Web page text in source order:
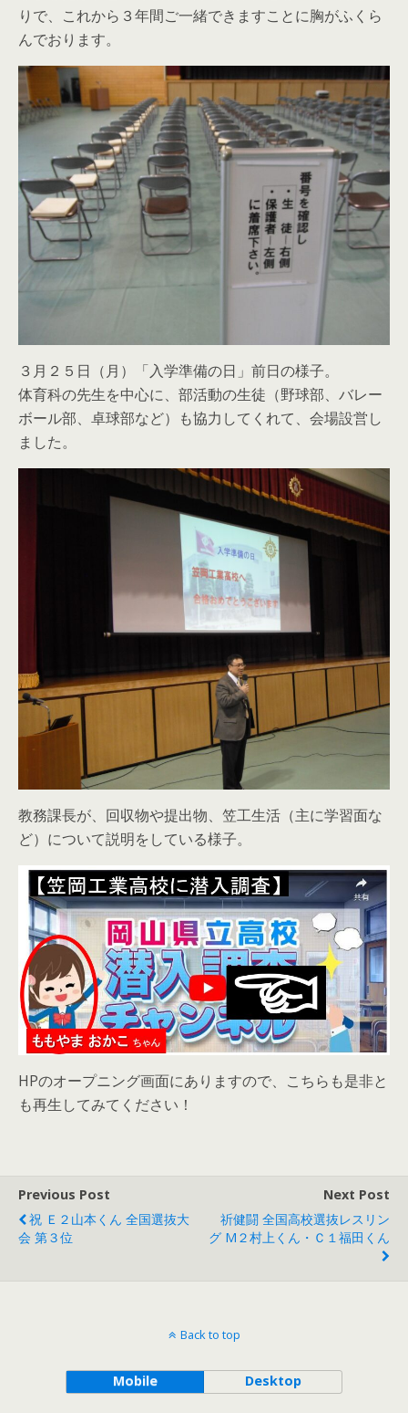
りで、これから３年間ご一緒できますことに胸がふくら
んでおります。
３月２５日（月）「入学準備の日」前日の様子。
体育科の先生を中心に、部活動の生徒（野球部、バレー
ボール部、卓球部など）も協力してくれて、会場設営し
ました。
教務課長が、回収物や提出物、笠工生活（主に学習面な
ど）について説明をしている様子。
HPのオープニング画面にありますので、こちらも是非と
も再生してみてください！
Previous Post
祝 Ｅ２山本くん 全国選抜大
会 第３位
Next Post
祈健闘 全国高校選抜レスリン
グ М２村上くん・Ｃ１福田くん
Back to top
Mobile Desktop